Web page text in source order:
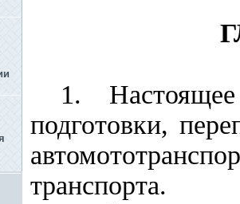
1.
подготовки,
транспорта.